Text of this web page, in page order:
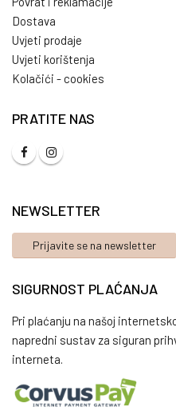
Dostava
Uvjeti prodaje
Uvjeti korištenja
Kolačići - cookies
PRATITE NAS
NEWSLETTER
Prijavite se na newsletter
SIGURNOST PLAĆANJA
Pri plaćanju na našoj
napredni sustav za siguran
interneta.